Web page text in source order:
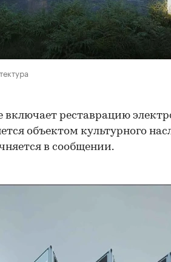
реставрацию
объектом культурного
в сообщении.